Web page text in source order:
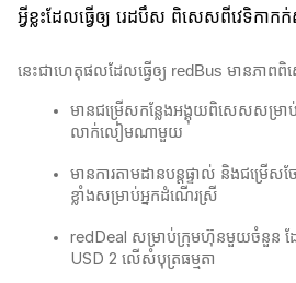
អ្វីខ្លះដែលធ្វើឲ្យ រេដបឹស ពិសេសពីវេទិកា
នេះជាហេតុផលដែលធ្វើឲ្យ redBus មានភាពពិ
មានជម្រើសកន្លែងអង្គុយពិសេសសម្រាប់
លាក់លៀមណាមួយ
មានការតាមដានបន្តផ្ទាល់ និងជម្រើ
ខ្លាំងសម្រាប់អ្នកដំណើរស្រី
redDeal សម្រាប់ក្រុមហ៊ុនមួយចំនួន ដែល
USD 2 លើសំបុត្រធម្មតា